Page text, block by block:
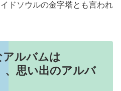
ドソウルの金字塔とも言われ
ルバムは
、思い出のアルバ